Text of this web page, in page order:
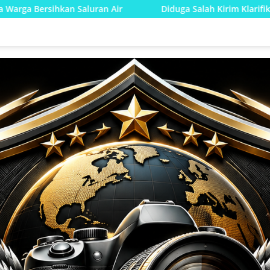
Air Diduga Salah Kirim Klarifikasi, Oknum P3K IAIN